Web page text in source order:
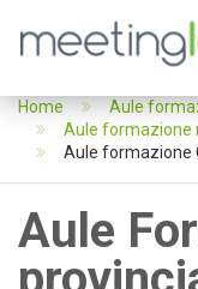
Home
Aule
Aule formazione
Aule formazione
Aule